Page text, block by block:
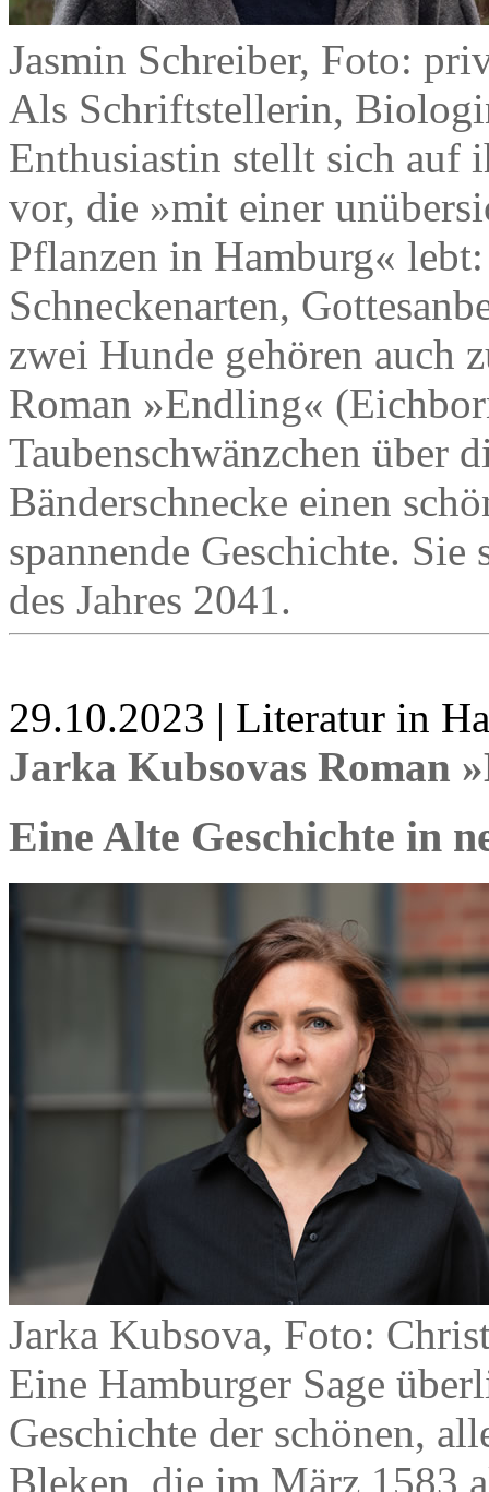
Jasmin Schreiber, Foto:
Als Schriftstellerin,
Enthusiastin stellt sich auf
vor, die »mit einer
Pflanzen in Hamburg«
Schneckenarten,
zwei Hunde gehören auch
Roman »Endling«
Taubenschwänzchen über
Bänderschnecke einen
spannende Geschichte.
des Jahres 2041.
29.10.2023 | Literatur in
Jarka Kubsovas Roman
Eine Alte Geschichte in
Jarka Kubsova, Foto:
Eine Hamburger Sage
Geschichte der schönen,
Bleken, die im März 1583